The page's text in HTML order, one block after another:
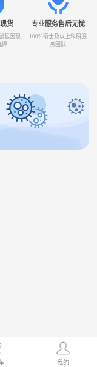
货
基因现
择
专业服务售后无忧
100%硕士及以上科研服
务团队
我的